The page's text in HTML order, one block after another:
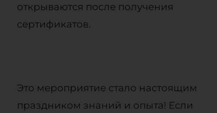
открываются после получения
сертификатов.
Это мероприятие стало настоящим
праздником знаний и опыта! Если